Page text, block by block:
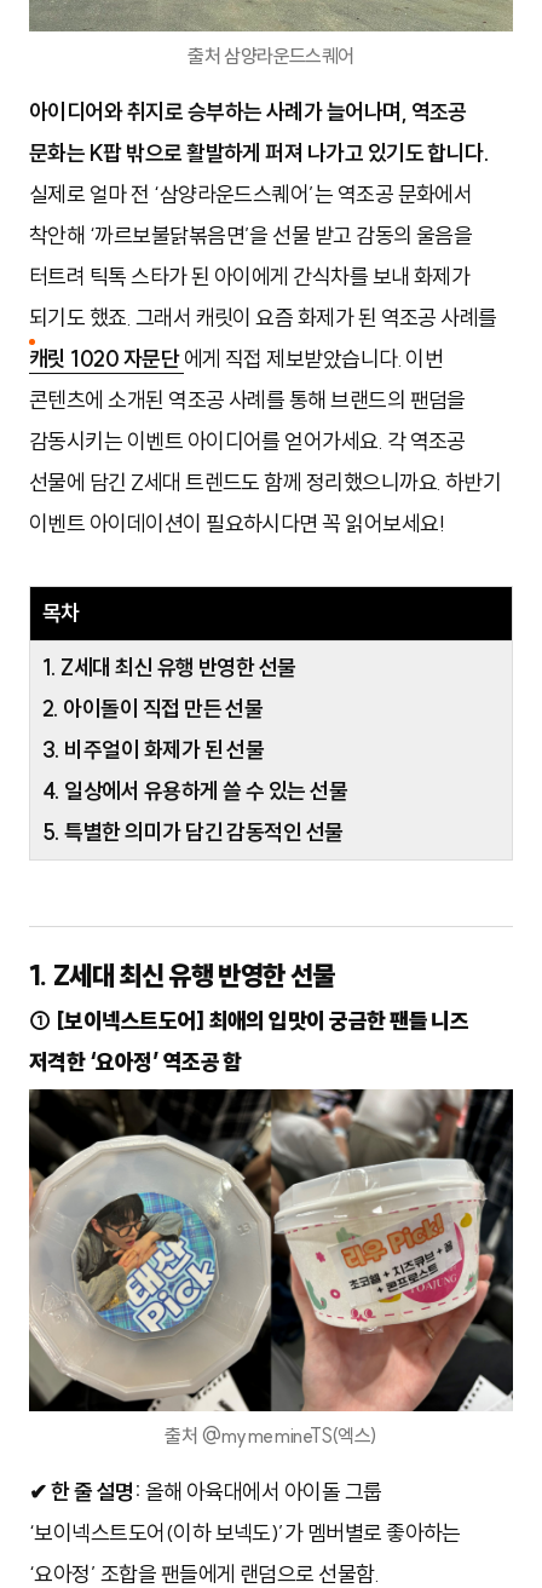
출처 삼양라운드스퀘어
아이디어와 취지로 승부하는 사례가 늘어나며, 역조공
문화는 K팝 밖으로 활발하게 퍼져 나가고 있기도 합니다.
실제로 얼마 전 ‘삼양라운드스퀘어’는 역조공 문화에서
착안해 ‘까르보불닭볶음면’을 선물 받고 감동의 울음을
터트려 틱톡 스타가 된 아이에게 간식차를 보내 화제가
되기도 했죠. 그래서 캐릿이 요즘 화제가 된 역조공 사례를
캐릿 1020 자문단에게 직접 제보받았습니다. 이번
콘텐츠에 소개된 역조공 사례를 통해 브랜드의 팬덤을
감동시키는 이벤트 아이디어를 얻어가세요. 각 역조공
선물에 담긴 Z세대 트렌드도 함께 정리했으니까요. 하반기
이벤트 아이데이션이 필요하시다면 꼭 읽어보세요!
목차
1. Z세대 최신 유행 반영한 선물
2. 아이돌이 직접 만든 선물
3. 비주얼이 화제가 된 선물
4. 일상에서 유용하게 쓸 수 있는 선물
5. 특별한 의미가 담긴 감동적인 선물
1. Z세대 최신 유행 반영한 선물
① [보이넥스트도어] 최애의 입맛이 궁금한 팬들 니즈
저격한 ‘요아정’ 역조공 함
출처 @mymemineTS(엑스)
✔ 한 줄 설명: 올해 아육대에서 아이돌 그룹
‘보이넥스트도어(이하 보넥도)’가 멤버별로 좋아하는
‘요아정’ 조합을 팬들에게 랜덤으로 선물함.